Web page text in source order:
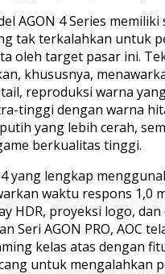
AGON 4 Series
tak terkalahkan untuk
oleh target pasar ini.
khususnya,
reproduksi warna
tinggi dengan warna
yang lebih cerah,
berkualitas tinggi.
yang lengkap
waktu respons 1,0
HDR, proyeksi logo,
Seri AGON PRO, AOC
kelas atas dengan
untuk mengalahkan